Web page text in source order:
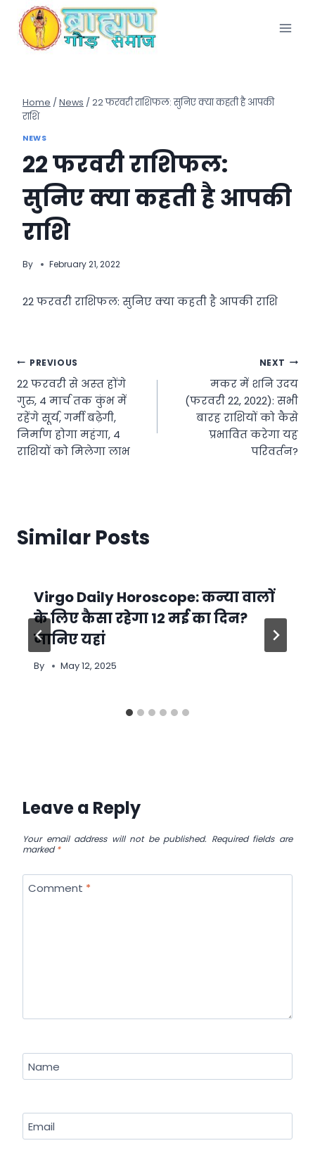
content
Home / News / 22 फरवरी राशिफल: सुनिए क्या कहती है आपकी
राशि
NEWS
22 फरवरी राशिफल:
सुनिए क्या कहती है आपकी
राशि
By February 21, 2022
22 फरवरी राशिफल: सुनिए क्या कहती है आपकी राशि
Post
navigation
PREVIOUS
22 फरवरी से अस्‍त होंगे
गुरु, 4 मार्च तक कुंभ में
रहेंगे सूर्य, गर्मी बढ़ेगी,
निर्माण होगा महंगा, 4
राशियों को मिलेगा लाभ
NEXT
मकर में शनि उदय
(फरवरी 22, 2022): सभी
बारह राशियों को कैसे
प्रभावित करेगा यह
परिवर्तन?
Similar Posts
Virgo Daily Horoscope: कन्या वालों
के लिए कैसा रहेगा 12 मई का दिन?
जानिए यहां
By May 12, 2025
Leave a Reply
Your email address will not be published. Required fields are
marked*
Comment *
Name
Email